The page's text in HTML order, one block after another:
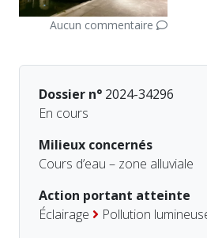
Aucun commentaire
Dossier n° 2024-34296
En cours
Milieux concernés
Cours d’eau – zone alluviale
Action portant atteinte
Éclairage
Pollution